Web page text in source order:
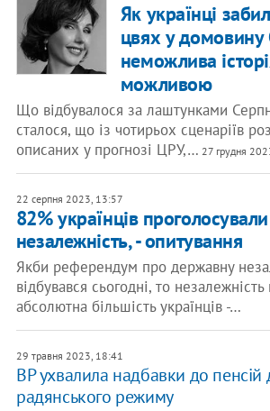
Як українці
цвях у
неможлива
можливою
Що відбувалося за лаштунками
сталося, що із чотирьох сценаріїв
описаних у прогнозі ЦРУ,… 27 грудня
22 серпня 2023, 13:57
82% українців
незалежність, - опитування
Якби референдум про державну
відбувався сьогодні, то
абсолютна більшість українців -…
29 травня 2023, 18:41
ВР ухвалила надбавки до пенсій
радянського режиму